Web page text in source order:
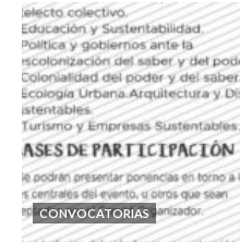
CONVOCATORIAS